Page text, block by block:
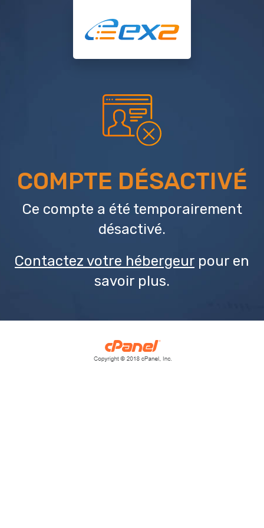
COMPTE DÉSACTIVÉ
Ce compte a été temporairement
désactivé.
Contactez votre hébergeur pour en
savoir plus.